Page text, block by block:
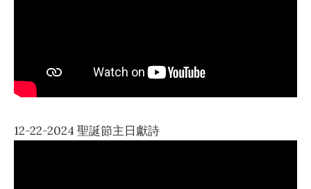
12-22-2024 聖誕節主日獻詩